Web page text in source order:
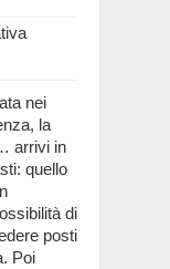
nei
la
arrivi in
quello
di
posti
Poi